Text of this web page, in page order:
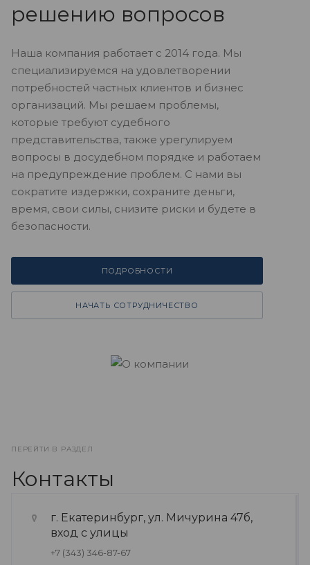
решению вопросов
Наша компания работает с 2014 года. Мы
специализируемся на удовлетворении
потребностей частных клиентов и бизнес
организаций. Мы решаем проблемы,
которые требуют судебного
представительства, также урегулируем
вопросы в досудебном порядке и работаем
на предупреждение проблем. С нами вы
сократите издержки, сохраните деньги,
время, свои силы, снизите риски и будете в
безопасности.
ПОДРОБНОСТИ
НАЧАТЬ СОТРУДНИЧЕСТВО
ПЕРЕЙТИ В РАЗДЕЛ
Контакты
г. Екатеринбург, ул. Мичурина 47б,
вход с улицы
+7 (343) 346-87-67